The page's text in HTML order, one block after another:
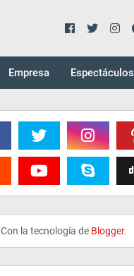
Empresa Espectáculos
Con la tecnología de Blogger.